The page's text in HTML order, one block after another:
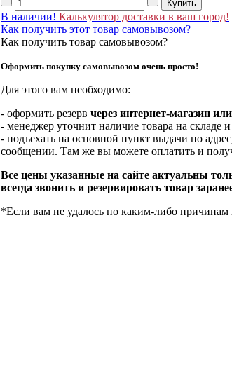
В наличии! Калькулятор доставки в ваш город!
Как получить этот товар самовывозом?
Как получить товар самовывозом?
Оформить покупку самовывозом очень просто!
Для этого вам необходимо:
- оформить резерв через интернет-магазин
- менеджер уточнит наличие товара на складе и
- подъехать на основной пункт выдачи по
сообщении. Там же вы можете оплатить и
Все цены указанные на сайте актуальны
всегда звонить и резервировать товар
*Если вам не удалось по каким-либо причинам